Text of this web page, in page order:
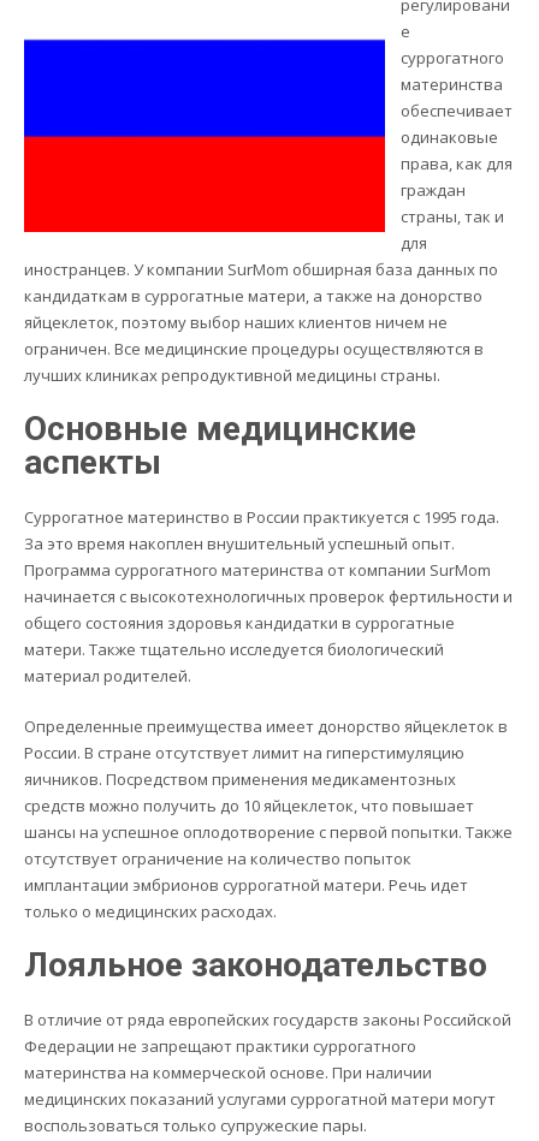
е
суррогатного
материнства
обеспечивает
одинаковые
права, как для
граждан
страны, так и
для
иностранцев. У компании SurMom обширная база данных по
кандидаткам в суррогатные матери, а также на донорство
яйцеклеток, поэтому выбор наших клиентов ничем не
ограничен. Все медицинские процедуры осуществляются в
лучших клиниках репродуктивной медицины страны.
Основные медицинские
аспекты
Суррогатное материнство в России практикуется с 1995 года.
За это время накоплен внушительный успешный опыт.
Программа суррогатного материнства от компании SurMom
начинается с высокотехнологичных проверок фертильности и
общего состояния здоровья кандидатки в суррогатные
матери. Также тщательно исследуется биологический
материал родителей.
Определенные преимущества имеет донорство яйцеклеток в
России. В стране отсутствует лимит на гиперстимуляцию
яичников. Посредством применения медикаментозных
средств можно получить до 10 яйцеклеток, что повышает
шансы на успешное оплодотворение с первой попытки. Также
отсутствует ограничение на количество попыток
имплантации эмбрионов суррогатной матери. Речь идет
только о медицинских расходах.
Лояльное законодательство
В отличие от ряда европейских государств законы Российской
Федерации не запрещают практики суррогатного
материнства на коммерческой основе. При наличии
медицинских показаний услугами суррогатной матери могут
воспользоваться только супружеские пары.